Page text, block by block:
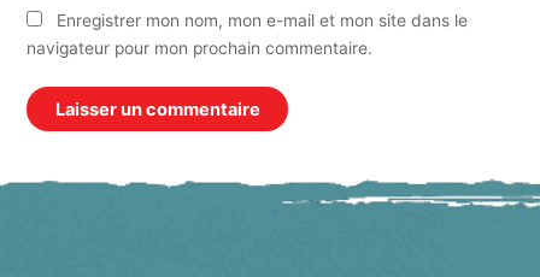
Enregistrer mon nom, mon e-mail et mon site dans le
navigateur pour mon prochain commentaire.